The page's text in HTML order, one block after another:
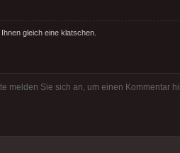
gleich eine klatschen.
melden Sie sich an, um einen Kommentar